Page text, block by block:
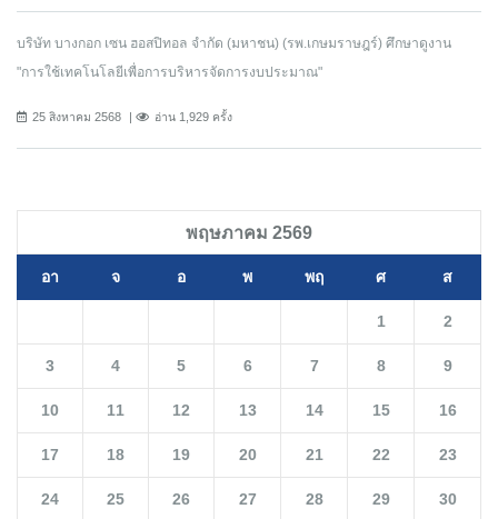
บริษัท บางกอก เซน ฮอสปิทอล จำกัด (มหาชน) (รพ.เกษมราษฎร์) ศึกษาดูงาน
"การใช้เทคโนโลยีเพื่อการบริหารจัดการงบประมาณ"
25 สิงหาคม 2568 อ่าน 1,929 ครั้ง
พฤษภาคม 2569
อา จ อ พ พฤ ศ ส
1 2
3 4 5 6 7 8 9
10 11 12 13 14 15 16
17 18 19 20 21 22 23
24 25 26 27 28 29 30